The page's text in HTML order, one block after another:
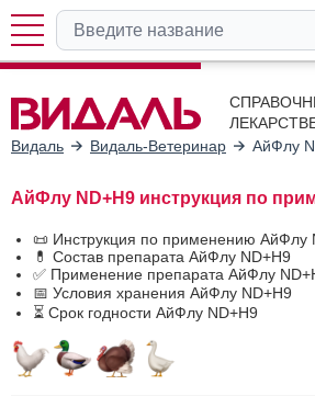
Видаль
Видаль-Ветеринар АйФлу
АйФлу ND+H9 инструкция по
📜 Инструкция по применению АйФлу
💊 Состав препарата АйФлу ND+H9
✅ Применение препарата АйФлу
📅 Условия хранения АйФлу ND+H9
⏳ Срок годности АйФлу ND+H9